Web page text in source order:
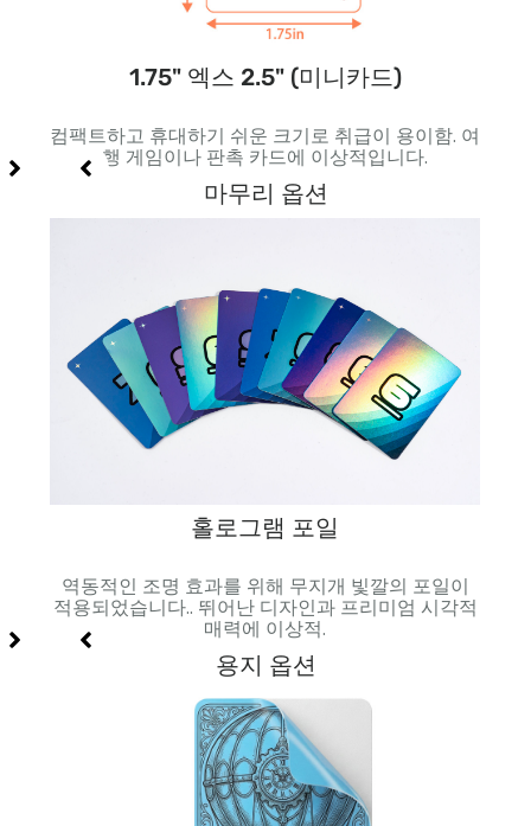
1.75" 엑스 2.5" (미니카드)
컴팩트하고 휴대하기 쉬운 크기로 취급이 용이함. 여
행 게임이나 판촉 카드에 이상적입니다.
마무리 옵션
홀로그램 포일
역동적인 조명 효과를 위해 무지개 빛깔의 포일이
적용되었습니다.. 뛰어난 디자인과 프리미엄 시각적
매력에 이상적.
용지 옵션